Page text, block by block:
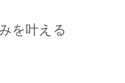
を叶える